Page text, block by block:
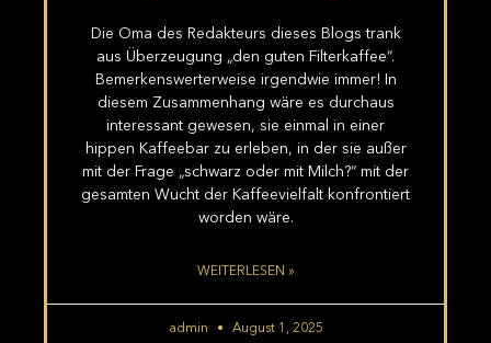
Die Oma des Redakteurs dieses Blogs trank
aus Überzeugung „den guten Filterkaffee“.
Bemerkenswerterweise irgendwie immer! In
diesem Zusammenhang wäre es durchaus
interessant gewesen, sie einmal in einer
hippen Kaffeebar zu erleben, in der sie außer
mit der Frage „schwarz oder mit Milch?“ mit der
gesamten Wucht der Kaffeevielfalt konfrontiert
worden wäre.
WEITERLESEN »
admin August 1, 2025